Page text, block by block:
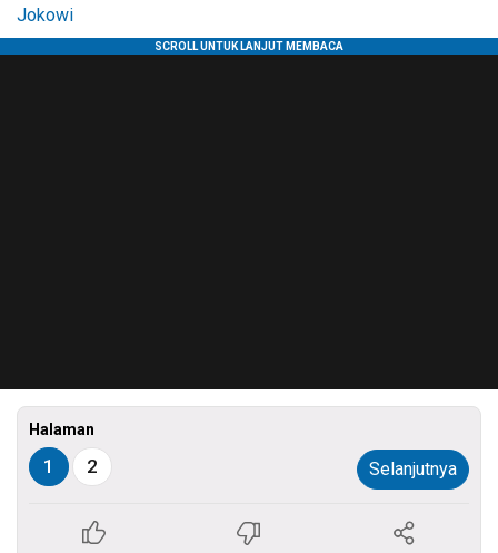
Jokowi
Halaman
1 2 Selanjutnya